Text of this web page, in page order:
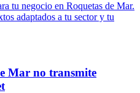
tu negocio en Roquetas de Mar.
adaptados a tu sector y tu
Mar no transmite